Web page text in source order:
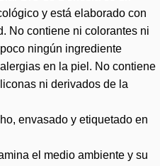
y está elaborado con
No contiene ni colorantes ni
ningún ingrediente
en la piel. No contiene
ni derivados de la
envasado y etiquetado en
el medio ambiente y su